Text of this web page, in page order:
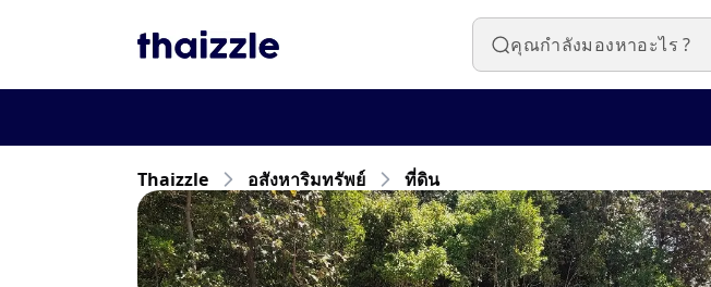
Thaizzle อสังหาริมทรัพย์ ที่ดิน